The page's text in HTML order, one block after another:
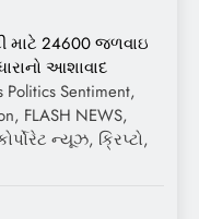
માટે 24600 જળવાઇ
આશાવાદ
Politics Sentiment,
FLASH NEWS,
ન્યૂઝ, ક્રિપ્ટો,